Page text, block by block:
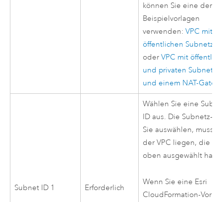
können Sie eine der
Beispielvorlagen
verwenden:VPC mit
öffentlichen
oderVPC mit
und privaten
und einem NAT-
Subnet ID 1 Erforderlich
Wählen Sie eine
ID aus. Die Subnetz-
Sie auswählen, muss in
derVPC liegen, die
oben ausgewählt
Wenn Sie eine Esri
CloudFormation-